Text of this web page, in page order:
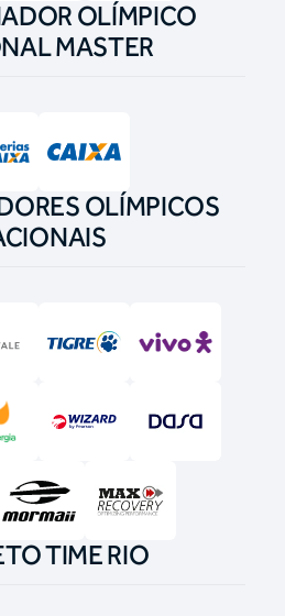
OLÍMPICO
MASTER
OLÍMPICOS
TIME RIO